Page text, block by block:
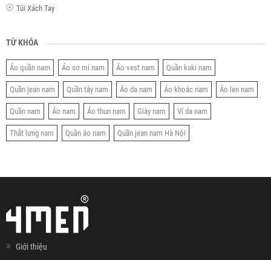
Túi Xách Tay
TỪ KHÓA
Áo quần nam Áo sơ mi nam Áo vest nam Quần kaki nam
Quần jean nam Quần tây nam Áo da nam Áo khoác nam Áo len nam
Quần nam Áo nam Áo thun nam Giày nam Ví da nam
Thắt lưng nam Quần áo nam Quần jean nam Hà Nội
Giới thiệu